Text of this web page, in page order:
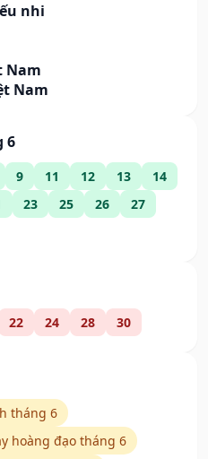
nhi
Nam
Nam
6
9 11 12 13
14
23 25 26
27
22 24 28 30
tháng 6
hoàng đạo tháng 6